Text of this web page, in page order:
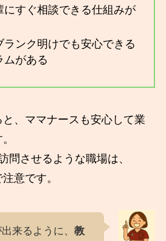
にすぐ相談できる仕組みが
ランク明けでも安心できる
ムがある
、ママナースも安心して業
問させるような職場は、
意です。
来るように、 教